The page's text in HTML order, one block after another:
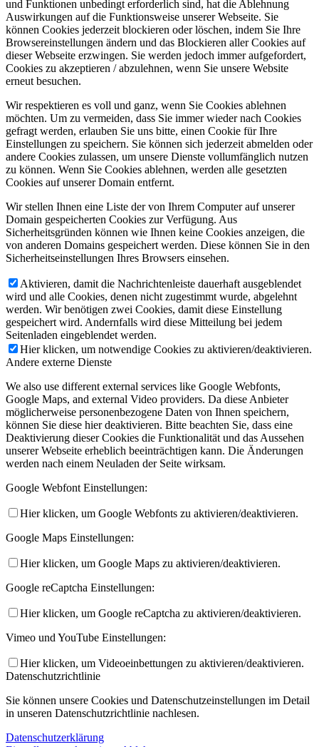
und Funktionen unbedingt erforderlich sind, hat die Ablehnung
Auswirkungen auf die Funktionsweise unserer Webseite. Sie
können Cookies jederzeit blockieren oder löschen, indem Sie Ihre
Browsereinstellungen ändern und das Blockieren aller Cookies auf
dieser Webseite erzwingen. Sie werden jedoch immer aufgefordert,
Cookies zu akzeptieren / abzulehnen, wenn Sie unsere Website
erneut besuchen.
Wir respektieren es voll und ganz, wenn Sie Cookies ablehnen
möchten. Um zu vermeiden, dass Sie immer wieder nach Cookies
gefragt werden, erlauben Sie uns bitte, einen Cookie für Ihre
Einstellungen zu speichern. Sie können sich jederzeit abmelden oder
andere Cookies zulassen, um unsere Dienste vollumfänglich nutzen
zu können. Wenn Sie Cookies ablehnen, werden alle gesetzten
Cookies auf unserer Domain entfernt.
Wir stellen Ihnen eine Liste der von Ihrem Computer auf unserer
Domain gespeicherten Cookies zur Verfügung. Aus
Sicherheitsgründen können wie Ihnen keine Cookies anzeigen, die
von anderen Domains gespeichert werden. Diese können Sie in den
Sicherheitseinstellungen Ihres Browsers einsehen.
Aktivieren, damit die Nachrichtenleiste dauerhaft ausgeblendet
wird und alle Cookies, denen nicht zugestimmt wurde, abgelehnt
werden. Wir benötigen zwei Cookies, damit diese Einstellung
gespeichert wird. Andernfalls wird diese Mitteilung bei jedem
Seitenladen eingeblendet werden.
Hier klicken, um notwendige Cookies zu aktivieren/deaktivieren.
Andere externe Dienste
We also use different external services like Google Webfonts,
Google Maps, and external Video providers. Da diese Anbieter
möglicherweise personenbezogene Daten von Ihnen speichern,
können Sie diese hier deaktivieren. Bitte beachten Sie, dass eine
Deaktivierung dieser Cookies die Funktionalität und das Aussehen
unserer Webseite erheblich beeinträchtigen kann. Die Änderungen
werden nach einem Neuladen der Seite wirksam.
Google Webfont Einstellungen:
Hier klicken, um Google Webfonts zu aktivieren/deaktivieren.
Google Maps Einstellungen:
Hier klicken, um Google Maps zu aktivieren/deaktivieren.
Google reCaptcha Einstellungen:
Hier klicken, um Google reCaptcha zu aktivieren/deaktivieren.
Vimeo und YouTube Einstellungen:
Hier klicken, um Videoeinbettungen zu aktivieren/deaktivieren.
Datenschutzrichtlinie
Sie können unsere Cookies und Datenschutzeinstellungen im Detail
in unseren Datenschutzrichtlinie nachlesen.
Datenschutzerklärung